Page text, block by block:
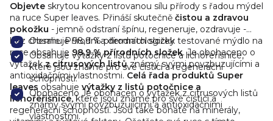
Objevte skrytou koncentrovanou sílu přírody s řadou mýdel
na ruce Super leaves. Přináší skutečně čistou a zdravou
pokožku - jemně odstraní špínu, regeneruje, ozdravuje -
bez chemie. Přírodní a dermatologicky testované mýdlo na
ruce obsahuje 98,9 % přírodních složek. Je obohaceno o
výtažekz citrusových listůznámý svými povzbuzujícími a
antioxidačními vlastnostmi. Celá řada produktů Super
leaves obsahuje výtažky z listů potočnice a
lichořeřišnice, které jsou známé pro své čisticí a
regenerační schopnosti. Jsou také bohaté na minerály,
Obsahuje 98,9 % přírodních složek
Obsahuje výtažky z listů potočnice a lichořeřišnice,
které jsou známé pro své čisticí a regenerační
schopnosti.
Obohaceno Je obohacen o výtažek z citrusových listů
známý svými povzbuzujícími a antioxidačními
vlastnostmi.